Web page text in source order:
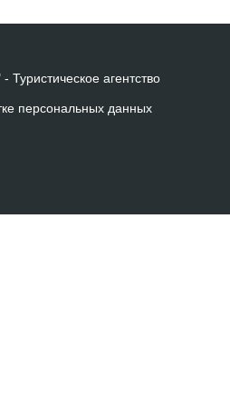
Туристическое агентство
персональных данных